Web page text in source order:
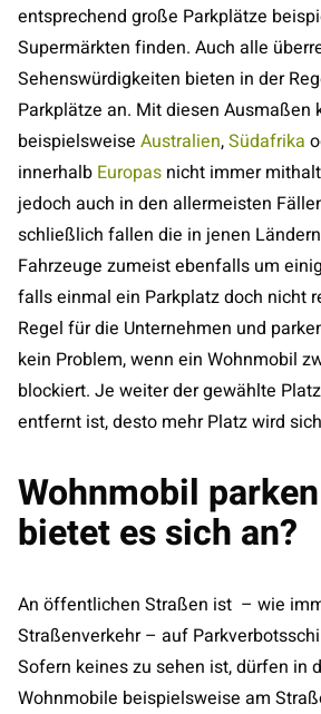
entsprechend große Parkplätze
Supermärkten finden. Auch alle
Sehenswürdigkeiten bieten in der
Parkplätze an. Mit diesen Ausmaßen
beispielsweise Australien,Südafrika
innerhalb Europas nicht immer
jedoch auch in den allermeisten
schließlich fallen die in jenen
Fahrzeuge zumeist ebenfalls um
falls einmal ein Parkplatz doch nicht
Regel für die Unternehmen und
kein Problem, wenn ein Wohnmobil
blockiert. Je weiter der gewählte
entfernt ist, desto mehr Platz wird
Wohnmobil
bietet es sich an?
An öffentlichen Straßen ist – wie
Straßenverkehr – auf
Sofern keines zu sehen ist, dürfen in
Wohnmobile beispielsweise am